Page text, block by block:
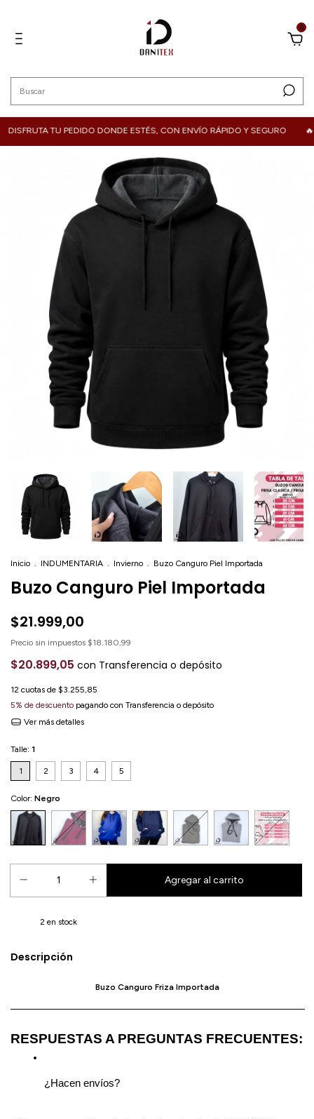
0
TU PEDIDO DONDE ESTÉS, CON ENVÍO RÁPIDO Y SEGURO 🔥
Inicio . INDUMENTARIA . Invierno . Buzo Canguro Piel Importada
Buzo Canguro Piel Importada
$21.999,00
Precio sin impuestos $18.180,99
$20.899,05 con Transferencia o depósito
12 cuotas de $3.255,85
5% de descuento pagando con Transferencia o depósito
Ver más detalles
Talle: 1
1 2 3 4 5
Color: Negro
2 en stock
Descripción
Buzo Canguro Friza Importada
————————————————————————————
RESPUESTAS A PREGUNTAS FRECUENTES:
¿Hacen envíos?